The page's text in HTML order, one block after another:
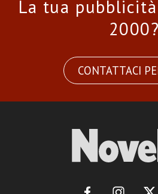
La tua
2000?
CONTATTACI